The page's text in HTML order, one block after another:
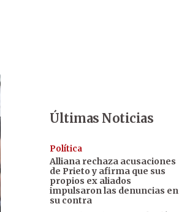
Últimas Noticias
Política
Alliana rechaza acusaciones
de Prieto y afirma que sus
propios ex aliados
impulsaron las denuncias en
su contra